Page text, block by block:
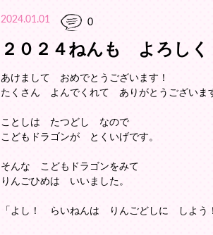
2024.01.01 0
２０２４ねんも よろし
あけまして おめでとうございます！
たくさん よんでくれて ありがとうございま
ことしは たつどし なので
こどもドラゴンが とくいげです。
そんな こどもドラゴンをみて
りんごひめは いいました。
「よし！ らいねんは りんごどしに しよう